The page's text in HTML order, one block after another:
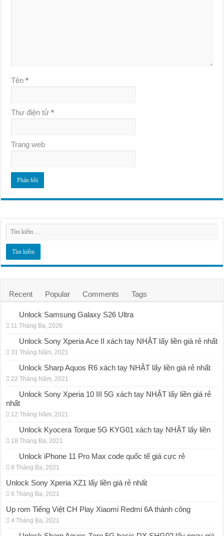
Tên*
Thư điện tử*
Trang web
Recent Popular Comments Tags
Unlock Samsung Galaxy S26 Ultra
11 Tháng Ba, 2026
Unlock Sony Xperia Ace II xách tay NHẬT lấy liền giá rẻ nhất
31 Tháng Năm, 2021
Unlock Sharp Aquos R6 xách tay NHẬT lấy liền giá rẻ nhất
22 Tháng Năm, 2021
Unlock Sony Xperia 10 III 5G xách tay NHẬT lấy liền giá rẻ
nhất
12 Tháng Năm, 2021
Unlock Kyocera Torque 5G KYG01 xách tay NHẬT lấy liền
18 Tháng Ba, 2021
Unlock iPhone 11 Pro Max code quốc tế giá cực rẻ
8 Tháng Ba, 2021
Unlock Sony Xperia XZ1 lấy liền giá rẻ nhất
6 Tháng Ba, 2021
Up rom Tiếng Việt CH Play Xiaomi Redmi 6A thành công
4 Tháng Ba, 2021